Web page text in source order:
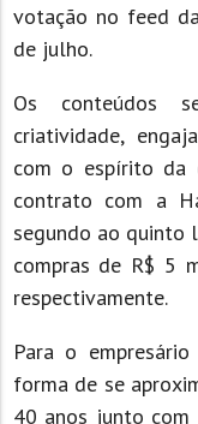
votação no feed
de julho.
Os conteúdos
criatividade,
com o espírito da
contrato com a
segundo ao quinto
compras de R$ 5
respectivamente.
Para o
forma de se
40 anos junto com